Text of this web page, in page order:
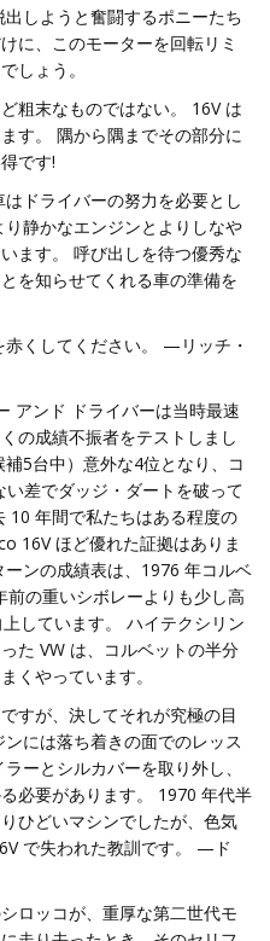
しようと奮闘するポニーたち
に、このモーターを回転リミ
しょう。
粗末なものではない。 16V は
す。 隅から隅までその部分に
です!
ドライバーの努力を必要とし
静かなエンジンとよりしなや
ます。 呼び出しを待つ優秀な
を知らせてくれる車の準備を
くしてください。 —リッチ・
アンド ドライバーは当時最速
の成績不振者をテストしまし
5台中）意外な4位となり、コ
差でダッジ・ダートを破って
10 年間で私たちはある程度の
16V ほど優れた証拠はありま
ンの成績表は、1976 年コルベ
の重いシボレーよりも少し高
しています。 ハイテクシリン
た VW は、コルベットの半分
くやっています。
すが、決してそれが究極の目
には落ち着きの面でのレッス
ーとシルカバーを取り外し、
必要があります。 1970 年代半
ひどいマシンでしたが、色気
で失われた教訓です。 —ド
ロッコが、重厚な第二世代モ